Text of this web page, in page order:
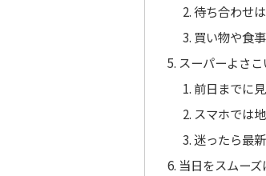
待ち合わせ
買い物や食
スーパーよさ
前日までに
スマホでは
迷ったら最
当日をスムー